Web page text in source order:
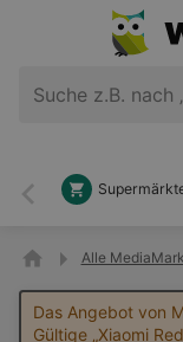
Zurück
Alle
Das Angebot von
Gültige „Xiaomi